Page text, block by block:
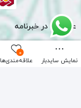
عضویت در خبرنامه
نمایش سایدبار
0
علاقه‌مندی‌ها